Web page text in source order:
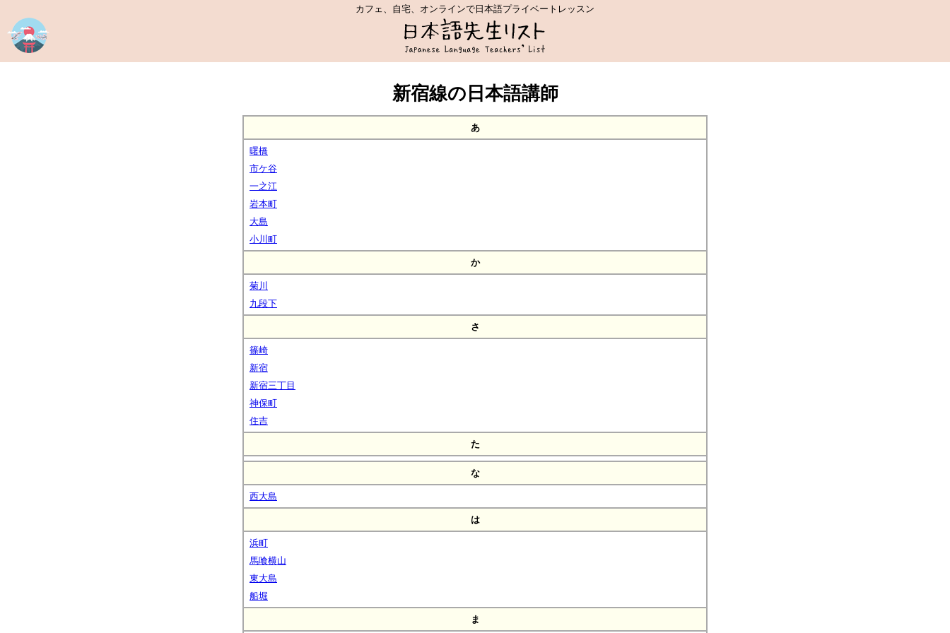
カフェ、自宅、オンラインで日本語プライベートレッスン
新宿線の日本語講師
あ
曙橋
市ケ谷
一之江
岩本町
大島
小川町
か
菊川
九段下
さ
篠崎
新宿
新宿三丁目
神保町
住吉
た
な
西大島
は
浜町
馬喰横山
東大島
船堀
ま